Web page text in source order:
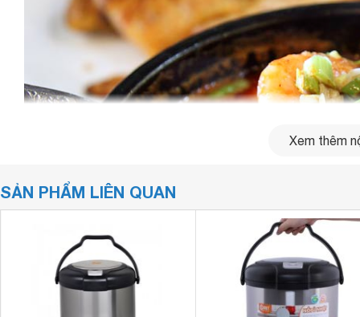
Xem thêm
SẢN PHẨM LIÊN QUAN